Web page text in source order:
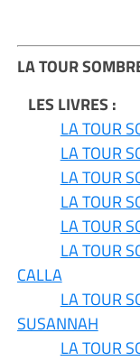
LA TOUR
LES LIVRES :
LA TOUR
LA TOUR
LA TOUR
LA TOUR
LA TOUR
LA TOUR
CALLA
LA TOUR
SUSANNAH
LA TOUR